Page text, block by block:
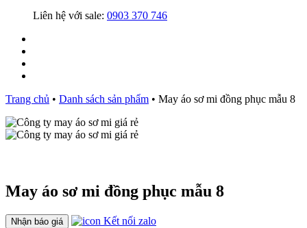
Liên hệ với sale: 0903 370 746
Trang chủ • Danh sách sản phẩm • May áo sơ mi đồng phục mẫu 8
May áo sơ mi đồng phục mẫu 8
Nhận báo giá Kết nối zalo